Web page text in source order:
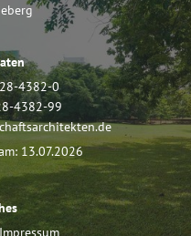
4382-0
4382-99
13.07.2026